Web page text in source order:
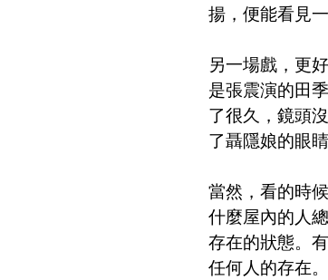
揚，便能看見
另一場戲，更
是張震演的田
了很久，鏡頭
了聶隱娘的眼
當然，看的時
什麼屋內的人
存在的狀態。
任何人的存在